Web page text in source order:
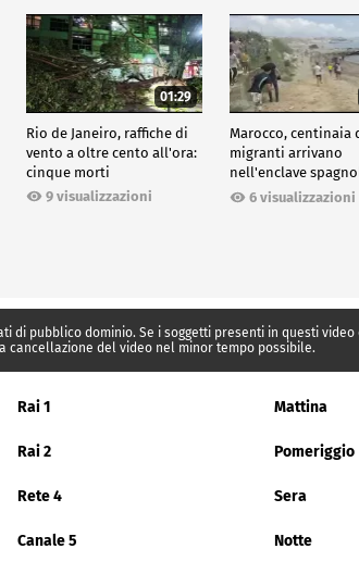
01:29
Rio de Janeiro, raffiche di
vento a oltre cento all'ora:
cinque morti
9 visualizzazioni
Marocco, centinaia
migranti arrivano
nell'enclave
Ceuta6 visualizzazioni
di pubblico dominio. Se i soggetti presenti in questi
cancellazione del video nel minor tempo possibile.
Rai 1 Mattina
Rai 2 Pomeriggio
Rete 4 Sera
Canale 5 Notte